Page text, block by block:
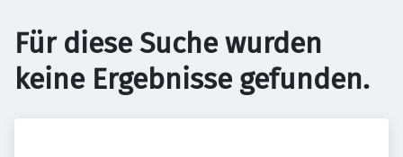
Für diese Suche wurden
keine Ergebnisse gefunden.